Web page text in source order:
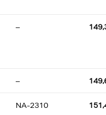
–
–
NA-2310